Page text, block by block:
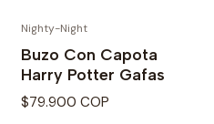
Nighty-Night
Buzo Con Capota
Harry Potter Gafas
$79.900 COP